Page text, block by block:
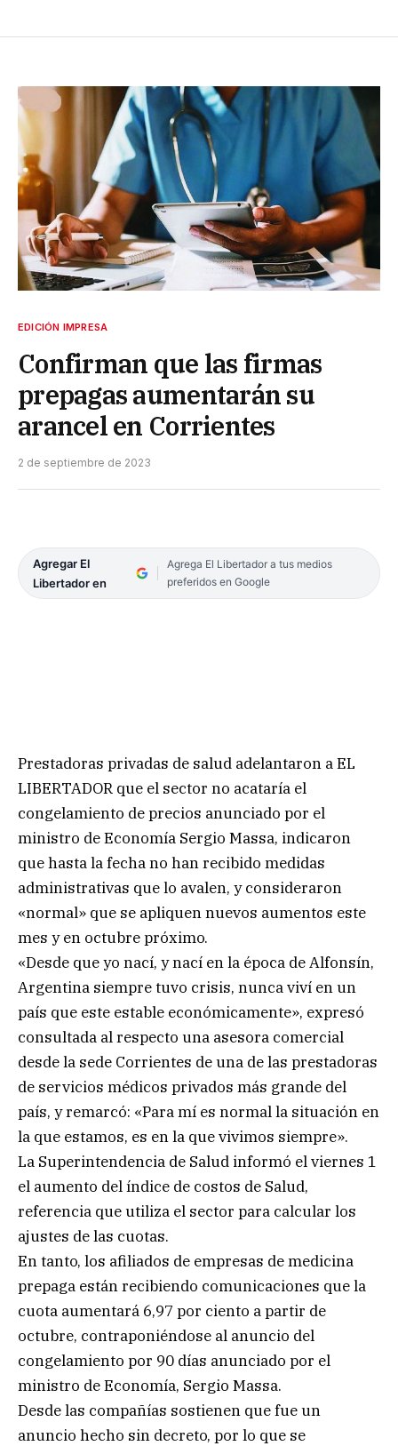
EDICIÓN IMPRESA
Confirman que las firmas
prepagas aumentarán su
arancel en Corrientes
2 de septiembre de 2023
Agregar El
Libertador en
Agrega El Libertador a tus medios
preferidos en Google
Prestadoras privadas de salud adelantaron a EL
LIBERTADOR que el sector no acataría el
congelamiento de precios anunciado por el
ministro de Economía Sergio Massa, indicaron
que hasta la fecha no han recibido medidas
administrativas que lo avalen, y consideraron
«normal» que se apliquen nuevos aumentos este
mes y en octubre próximo.
«Desde que yo nací, y nací en la época de Alfonsín,
Argentina siempre tuvo crisis, nunca viví en un
país que este estable económicamente», expresó
consultada al respecto una asesora comercial
desde la sede Corrientes de una de las prestadoras
de servicios médicos privados más grande del
país, y remarcó: «Para mí es normal la situación en
la que estamos, es en la que vivimos siempre».
La Superintendencia de Salud informó el viernes 1
el aumento del índice de costos de Salud,
referencia que utiliza el sector para calcular los
ajustes de las cuotas.
En tanto, los afiliados de empresas de medicina
prepaga están recibiendo comunicaciones que la
cuota aumentará 6,97 por ciento a partir de
octubre, contraponiéndose al anuncio del
congelamiento por 90 días anunciado por el
ministro de Economía, Sergio Massa.
Desde las compañías sostienen que fue un
anuncio hecho sin decreto, por lo que se